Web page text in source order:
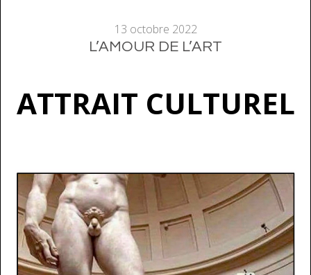
13 octobre 2022
L’AMOUR DE L’ART
ATTRAIT CULTUREL